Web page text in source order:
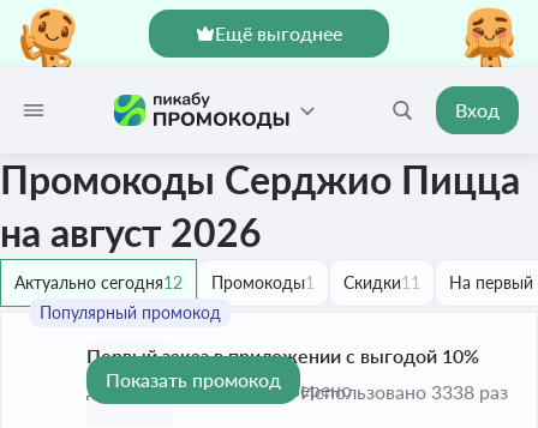
Ещё выгоднее
Вход
Промокоды Серджио Пицца
на август 2026
Актуально сегодня12 Промокоды1 Скидки11 На первый
-10%
Первый заказ в приложении с выгодой 10%
До 30 сент. 2026
Проверено
Показать промокод
Использовано 3338 раз